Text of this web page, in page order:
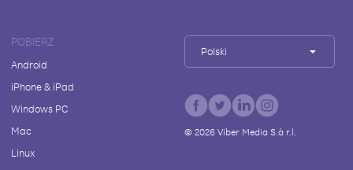
POBIERZ
Android
iPhone & iPad
Windows PC
Mac
Linux
Polski
© 2026Viber Media S.à r.l.